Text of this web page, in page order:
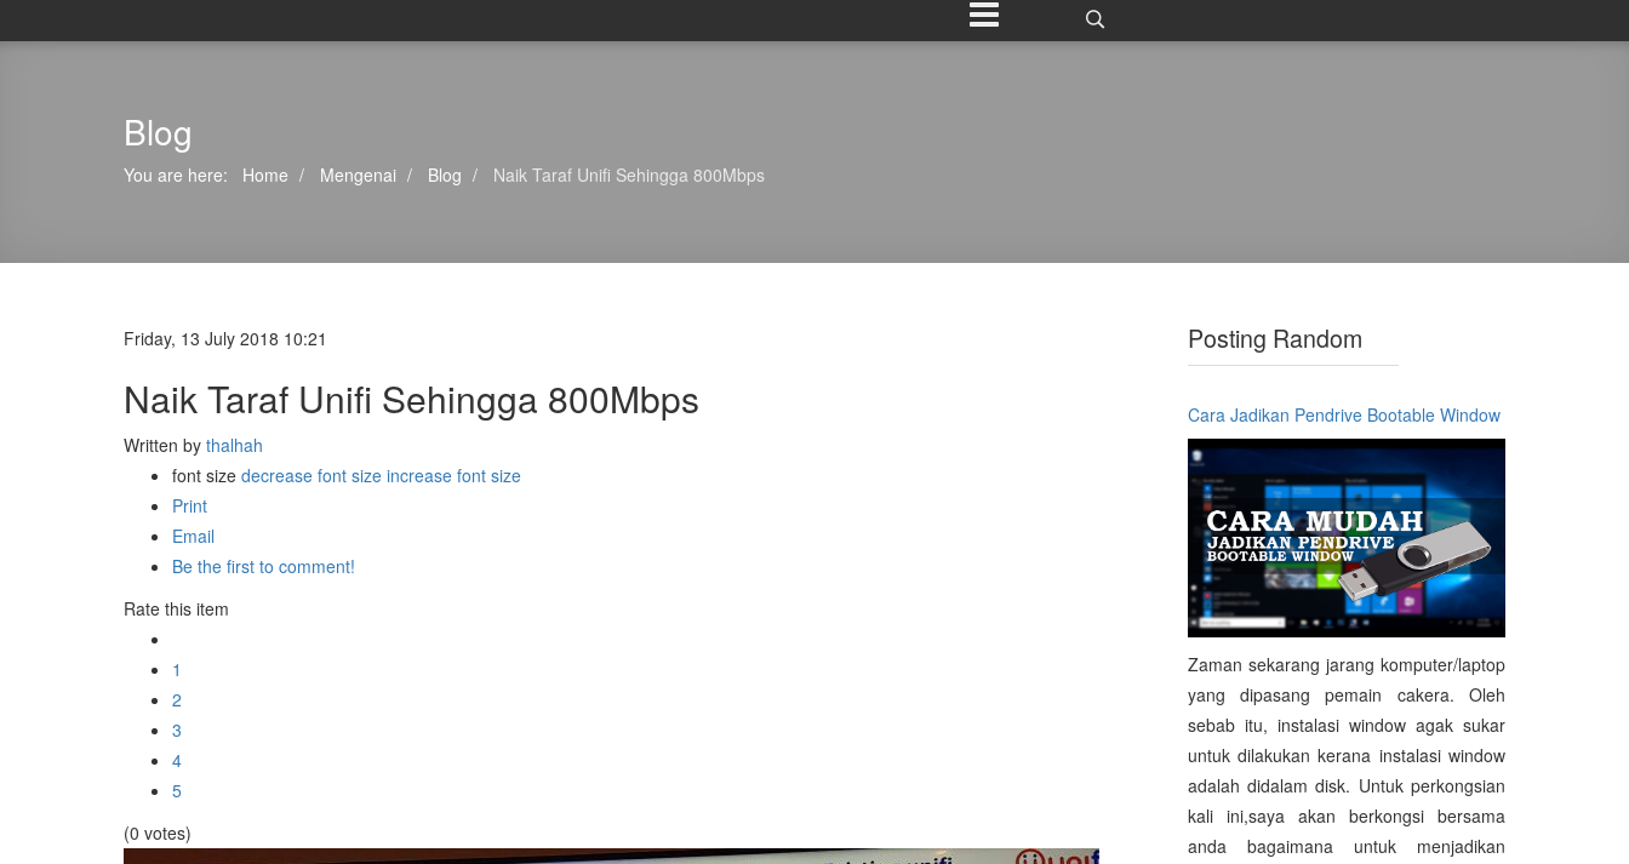
Blog
You are here: Home Mengenai Blog Naik Taraf Unifi Sehingga 800Mbps
Friday, 13 July 2018 10:21
Naik Taraf Unifi Sehingga 800Mbps
Written by thalhah
font size decrease font size increase font size
Print
Email
Be the first to comment!
Rate this item
1
2
3
4
5
(0 votes)
Posting Random
Cara Jadikan Pendrive Bootable Window
Zaman sekarang jarang komputer/laptop
yang dipasang pemain cakera. Oleh
sebab itu, instalasi window agak sukar
untuk dilakukan kerana instalasi window
adalah didalam disk. Untuk perkongsian
kali ini,saya akan berkongsi bersama
anda bagaimana untuk menjadikan